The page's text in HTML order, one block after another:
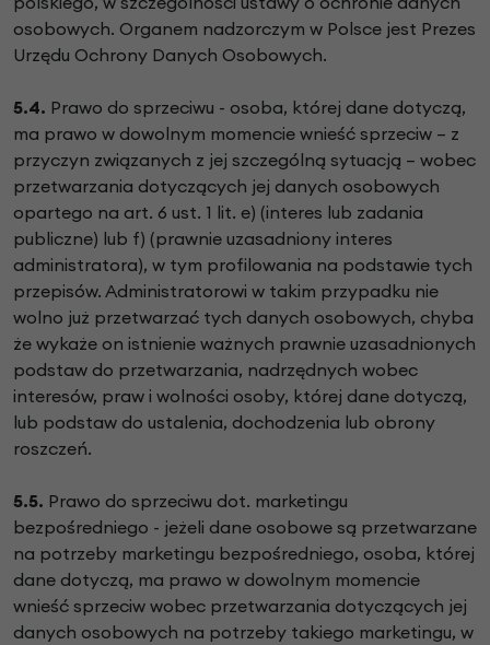
osobowych. Organem nadzorczym w Polsce jest Prezes
Urzędu Ochrony Danych Osobowych.
5.4. Prawo do sprzeciwu - osoba, której dane dotyczą,
ma prawo w dowolnym momencie wnieść sprzeciw – z
przyczyn związanych z jej szczególną sytuacją – wobec
przetwarzania dotyczących jej danych osobowych
opartego na art. 6 ust. 1 lit. e) (interes lub zadania
publiczne) lub f) (prawnie uzasadniony interes
administratora), w tym profilowania na podstawie tych
przepisów. Administratorowi w takim przypadku nie
wolno już przetwarzać tych danych osobowych, chyba
że wykaże on istnienie ważnych prawnie uzasadnionych
podstaw do przetwarzania, nadrzędnych wobec
interesów, praw i wolności osoby, której dane dotyczą,
lub podstaw do ustalenia, dochodzenia lub obrony
roszczeń.
5.5. Prawo do sprzeciwu dot. marketingu
bezpośredniego - jeżeli dane osobowe są przetwarzane
na potrzeby marketingu bezpośredniego, osoba, której
dane dotyczą, ma prawo w dowolnym momencie
wnieść sprzeciw wobec przetwarzania dotyczących jej
danych osobowych na potrzeby takiego marketingu, w